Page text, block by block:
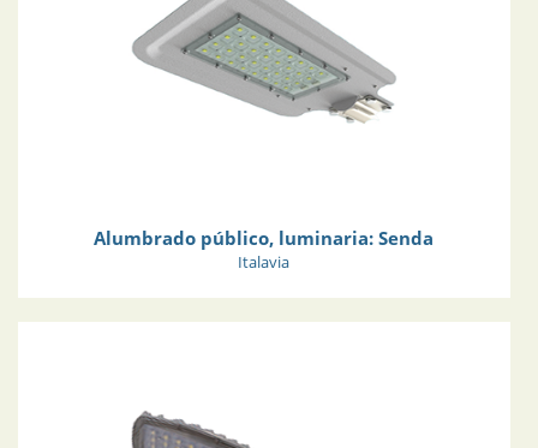
Alumbrado público, luminaria: Senda
Italavia